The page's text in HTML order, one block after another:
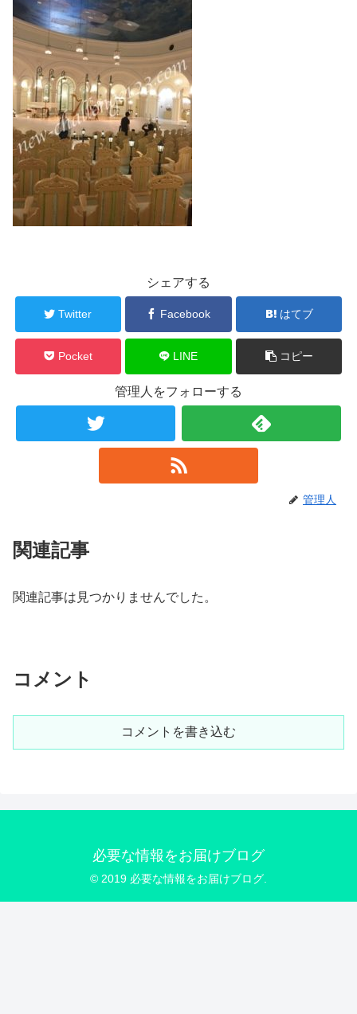
シェアする
Twitter Facebook はてブ
Pocket LINE コピー
管理人をフォローする
管理人
関連記事
関連記事は見つかりませんでした。
コメント
コメントを書き込む
必要な情報をお届けブログ
© 2019 必要な情報をお届けブログ.